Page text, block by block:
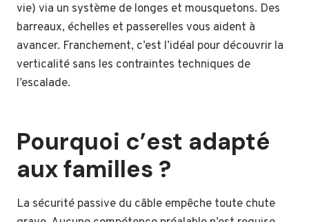
vie) via un système de longes et mousquetons. Des
barreaux, échelles et passerelles vous aident à
avancer. Franchement, c’est l’idéal pour découvrir la
verticalité sans les contraintes techniques de
l’escalade.
Pourquoi c’est adapté
aux familles ?
La sécurité passive du câble empêche toute chute